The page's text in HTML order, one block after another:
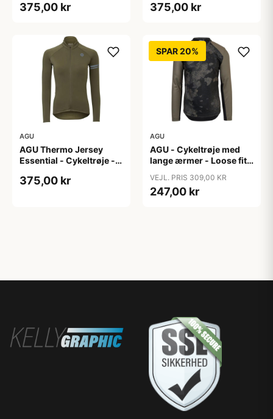
S
375,00 kr
XL
375,00 kr
AGU
AGU Thermo Jersey
Essential - Cykeltrøje -
XXL
375,00 kr
SPAR 20%
AGU
AGU - Cykeltrøje med
lange ærmer - Loose fit -
VEJL. PRIS 309,00 KR
247,00 kr